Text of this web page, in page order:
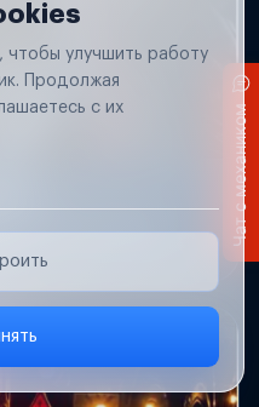
чтобы улучшить работу
Продолжая
с их
Чат с механиком